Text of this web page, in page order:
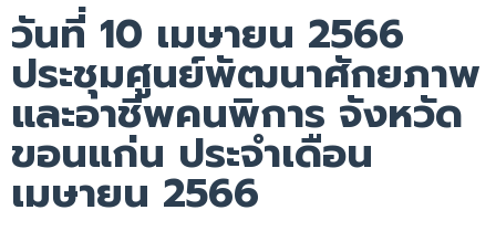
วันที่ 10 เมษายน 2566
ประชุมศูนย์พัฒนาศักยภาพ
และอาชีพคนพิการ จังหวัด
ขอนแก่น ประจำเดือน
เมษายน 2566